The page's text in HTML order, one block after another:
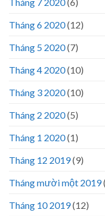
Tháng 6 2020(12)
Tháng 5 2020(7)
Tháng 4 2020(10)
Tháng 3 2020(10)
Tháng 2 2020(5)
Tháng 1 2020(1)
Tháng 12 2019(9)
Tháng mười một 2019
Tháng 10 2019(12)